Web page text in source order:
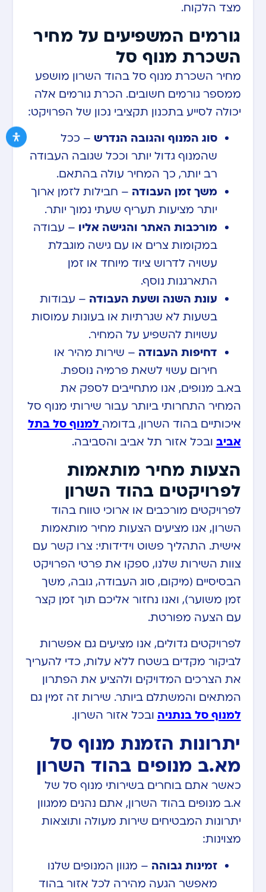
מצד הלקוח.
גורמים המשפיעים על מחיר
השכרת מנוף סל
מחיר השכרת מנוף סל בהוד השרון מושפע
ממספר גורמים חשובים. הכרת גורמים אלה
יכולה לסייע בתכנון תקציבי נכון של הפרויקט:
סוג המנוף והגובה הנדרש – ככל
שהמנוף גדול יותר וככל שגובה העבודה
רב יותר, כך המחיר עולה בהתאם.
משך זמן העבודה – חבילות לזמן ארוך
יותר מציעות תעריף שעתי נמוך יותר.
מורכבות האתר והגישה אליו – עבודה
במקומות צרים או עם גישה מוגבלת
עשויה לדרוש ציוד מיוחד או זמן
התארגנות נוסף.
עונת השנה ושעת העבודה – עבודות
בשעות לא שגרתיות או בעונות עמוסות
עשויות להשפיע על המחיר.
דחיפות העבודה – שירות מהיר או
חירום עשוי לשאת פרמיה נוספת.
בא.ב מנופים, אנו מתחייבים לספק את
המחיר התחרותי ביותר עבור שירותי מנוף סל
איכותיים בהוד השרון, בדומה למנוף סל בתל
אביב ובכל אזור תל אביב והסביבה.
הצעות מחיר מותאמות
לפרויקטים בהוד השרון
לפרויקטים מורכבים או ארוכי טווח בהוד
השרון, אנו מציעים הצעות מחיר מותאמות
אישית. התהליך פשוט וידידותי: צרו קשר עם
צוות השירות שלנו, ספקו את פרטי הפרויקט
הבסיסיים (מיקום, סוג העבודה, גובה, משך
זמן משוער), ואנו נחזור אליכם תוך זמן קצר
עם הצעה מפורטת.
לפרויקטים גדולים, אנו מציעים גם אפשרות
לביקור מקדים בשטח ללא עלות, כדי להעריך
את הצרכים המדויקים ולהציע את הפתרון
המתאים והמשתלם ביותר. שירות זה זמין גם
למנוף סל בנתניה ובכל אזור השרון.
יתרונות הזמנת מנוף סל
מא.ב מנופים בהוד השרון
כאשר אתם בוחרים בשירותי מנוף סל של
א.ב מנופים בהוד השרון, אתם נהנים ממגוון
יתרונות המבטיחים שירות מעולה ותוצאות
מצוינות:
זמינות גבוהה – מגוון המנופים שלנו
מאפשר הגעה מהירה לכל אזור בהוד